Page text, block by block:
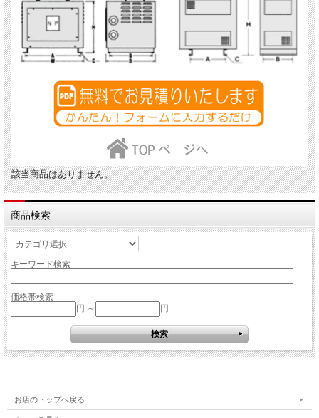
該当商品はありません。
商品検索
キーワード検索
価格帯検索
円 ～
円
お店のトップへ戻る